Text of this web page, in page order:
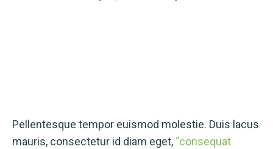
Pellentesque tempor euismod molestie. Duis lacus
mauris, consectetur id diam eget, “consequat